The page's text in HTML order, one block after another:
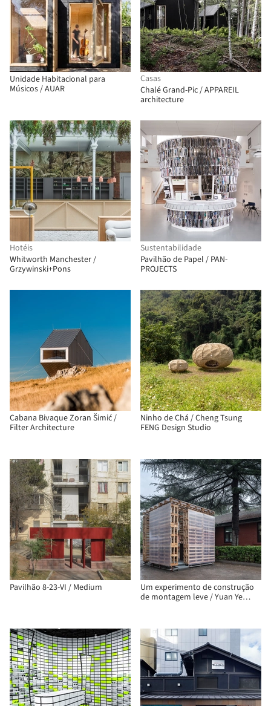
Unidade Habitacional para
Músicos / AUAR
Casas
Chalé Grand-Pic / APPAREIL
architecture
Hotéis
Whitworth Manchester /
Grzywinski+Pons
Sustentabilidade
Pavilhão de Papel / PAN-
PROJECTS
Cabana Bivaque Zoran Šimić /
Filter Architecture
Ninho de Chá / Cheng Tsung
FENG Design Studio
Pavilhão 8-23-VI / Medium
Um experimento de construção
de montagem leve / Yuan Ye